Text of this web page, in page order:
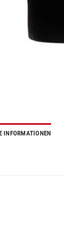
INFORMATIONEN